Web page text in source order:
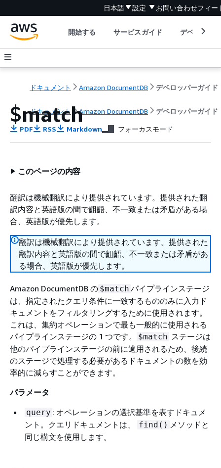
日本語 設定 お問い合わせフィー
開始する サービスガイド デベロッパ
ドキュメント Amazon DocumentDB デベロッパーガイド
ドキュメント Amazon DocumentDB デベロッパーガイド
$match
PDF RSS Markdown フォーカスモード
このページの内容
翻訳は機械翻訳により提供されています。提供された翻
訳内容と英語版の間で齟齬、不一致または矛盾がある場
合、英語版が優先します。
翻訳は機械翻訳により提供されています。提供された
翻訳内容と英語版の間で齟齬、不一致または矛盾があ
る場合、英語版が優先します。
Amazon DocumentDB の $match パイプラインステージ
は、指定されたクエリ条件に一致するもののみに入力ド
キュメントをフィルタリングするために使用されます。
これは、集約オペレーションで最も一般的に使用される
パイプラインステージの 1 つです。
$match ステージは
他のパイプラインステージの前に適用されるため、後続
のステージで処理する必要があるドキュメントの数を効
率的に減らすことができます。
パラメータ
query : オペレーションの選択基準を表すドキュメ
ント。クエリドキュメントは、
find() メソッドと
同じ構文を使用します。